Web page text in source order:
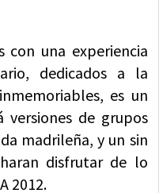
con una experiencia
dedicados a la
es un
de grupos
madrileña, y un sin
disfrutar de lo
2012.